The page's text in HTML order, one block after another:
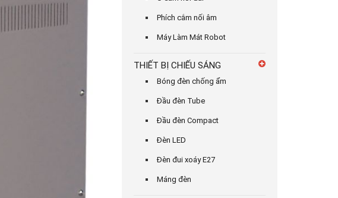
Phích cắm nối âm
Máy Làm Mát Robot
THIẾT BỊ CHIẾU SÁNG
Bóng đèn chống ẩm
Đầu đèn Tube
Đầu đèn Compact
Đèn LED
Đèn đui xoáy E27
Máng đèn